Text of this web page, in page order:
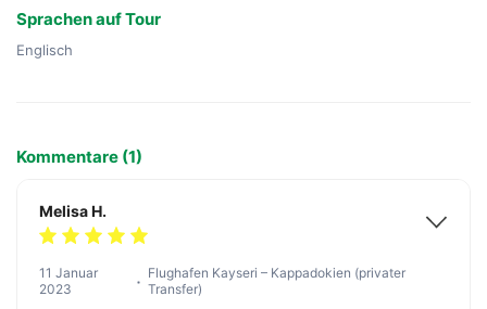
Sprachen auf Tour
Englisch
Kommentare (1)
Melisa H.
11 Januar
2023
Flughafen Kayseri – Kappadokien (privater
Transfer)